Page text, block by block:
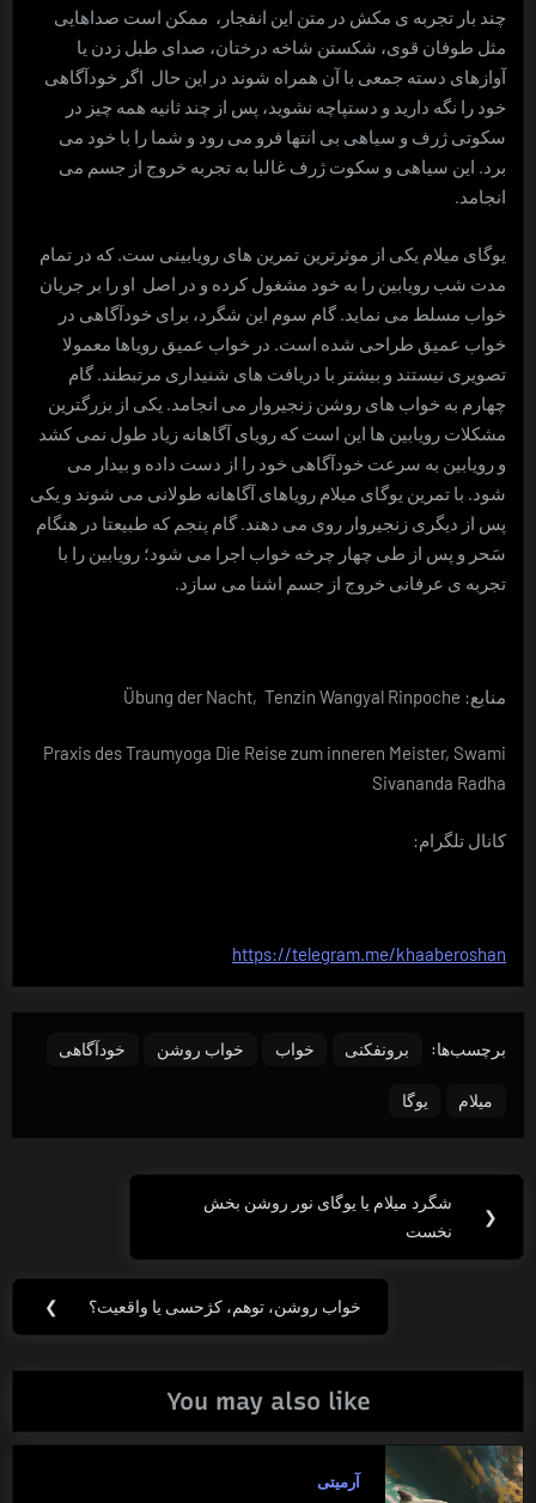
چند بار تجربه ی مکش در متن این انفجار، ممکن است صداهایی
مثل طوفان قوی، شکستن شاخه درختان، صدای طبل زدن یا
آوازهای دسته جمعی با آن همراه شوند در این حال اگر خودآگاهی
خود را نگه دارید و دستپاچه نشوید، پس از چند ثانیه همه چیز در
سکوتی ژرف و سیاهی بی انتها فرو می رود و شما را با خود می
برد. این سیاهی و سکوت ژرف غالبا به تجربه خروج از جسم می
انجامد.
یوگای میلام یکی از موثرترین تمرین های رویابینی ست. که در تمام
مدت شب رویابین را به خود مشغول کرده و در اصل او را بر جریان
خواب مسلط می نماید. گام سوم این شگرد، برای خودآگاهی در
خواب عمیق طراحی شده است. در خواب عمیق رویاها معمولا
تصویری نیستند و بیشتر با دریافت های شنیداری مرتبطند. گام
چهارم به خواب های روشن زنجیروار می انجامد. یکی از بزرگترین
مشکلات رویابین ها این است که رویای آگاهانه زیاد طول نمی کشد
و رویابین به سرعت خودآگاهی خود را از دست داده و بیدار می
شود. با تمرین یوگای میلام رویاهای آگاهانه طولانی می شوند و یکی
پس از دیگری زنجیروار روی می دهند. گام پنجم که طبیعتا در هنگام
سَحر و پس از طی چهار چرخه خواب اجرا می شود؛ رویابین را با
تجربه ی عرفانی خروج از جسم اشنا می سازد.
منابع: Übung der Nacht, Tenzin Wangyal Rinpoche
Praxis des Traumyoga Die Reise zum inneren Meister, Swami
Sivananda Radha
کانال تلگرام:
https://telegram.me/khaaberoshan
برچسب‌ها: برونفکنی خواب خواب روشن خودآگاهی
میلام یوگا
راهبری
نوشته
❮
Previous
Post:
شگرد میلام یا یوگای نور روشن بخش
نخست
Next
خواب روشن، توهم، کژحسی یا واقعیت؟ ❯
You may also like
آرمیتی